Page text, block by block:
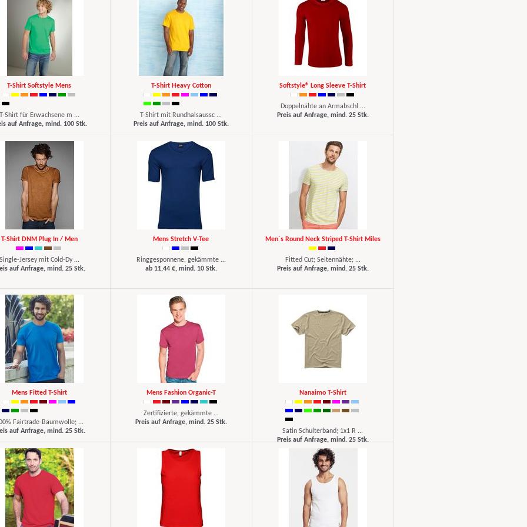
T-Shirt Softstyle Mens
Shirt für Erwachsene m ...
auf Anfrage, mind. 100 Stk.
T-Shirt Heavy Cotton
T-Shirt mit Rundhalsaussc ...
Preis auf Anfrage, mind. 100 Stk.
Softstyle® Long Sleeve T-Shirt
Doppelnähte an Armabschl ...
Preis auf Anfrage, mind. 25 Stk.
T-Shirt DNM Plug In / Men
Jersey mit Cold-Dy ...
auf Anfrage, mind. 25 Stk.
Mens Stretch V-Tee
Ringgesponnene, gekämmte ...
ab 11,44 €, mind. 10 Stk.
Men`s Round Neck Striped T-Shirt Miles
Fitted Cut; Seitennähte; ...
Preis auf Anfrage, mind. 25 Stk.
Mens Fitted T-Shirt
Fairtrade-Baumwolle; ...
auf Anfrage, mind. 25 Stk.
Mens Fashion Organic-T
Zertifizierte, gekämmte ...
Preis auf Anfrage, mind. 25 Stk.
Nanaimo T-Shirt
Satin Schulterband; 1x1 R ...
Preis auf Anfrage, mind. 25 Stk.